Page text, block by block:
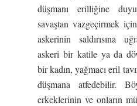
düşmanı erilliğine
savaştan vazgeçirmek
askerinin saldırısına
askeri bir katile ya da
bir kadın, yağmacı eril
düşmana atfedebilir.
erkeklerinin ve onların